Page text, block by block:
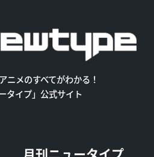
ニメのすべてがわかる！
タイプ」公式サイト
月刊ニュータイプ